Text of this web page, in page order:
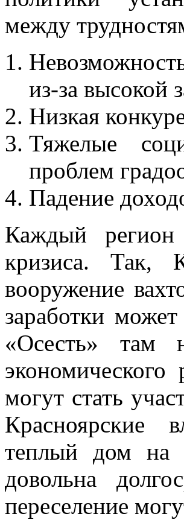
между
из-за высокой
Низкая
Тяжелые
проблем
Падение
Каждый
кризиса. Так,
вооружение
заработки
«Осесть» там
могут стать
Красноярские
теплый дом на
довольна
переселение